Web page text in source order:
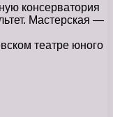
консерватория
Мастерская —
театре юного